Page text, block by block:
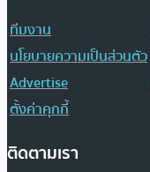
ทีมงาน
นโยบายความเป็นส่วนตัว
Advertise
ตั้งค่าคุกกี้
ติดตามเรา